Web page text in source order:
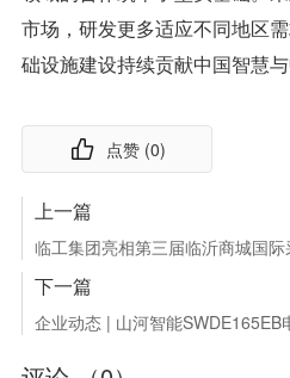
市场，研发更多适应不同地区
础设施建设持续贡献中国智慧与
点赞 (0)
上一篇
下一篇